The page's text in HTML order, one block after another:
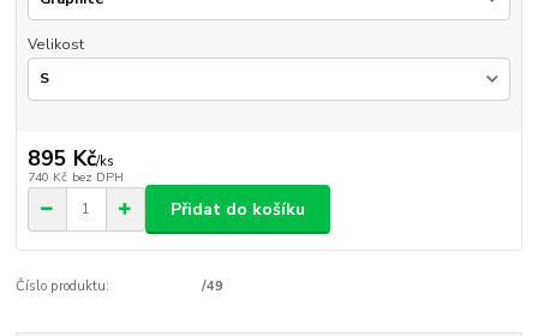
Velikost
895 Kč/ks
740 Kč bez DPH
Přidat do košíku
Číslo produktu: /49